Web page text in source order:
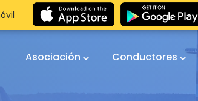
Asociación Conductores